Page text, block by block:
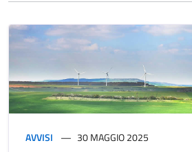
AVVISI 30 MAGGIO 2025